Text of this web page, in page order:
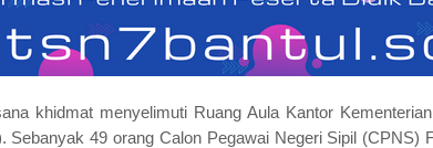
khidmat menyelimuti Ruang Aula Kantor
Sebanyak 49 orang Calon Pegawai Negeri Sipil (CPNS)